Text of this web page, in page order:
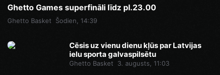
Ghetto Games superfināli līdz pl.23.00
Ghetto Basket Šodien, 14:39
Cēsis uz vienu dienu kļūs par Latvijas
ielu sporta galvaspilsētu
Ghetto Basket 3. augusts, 11:03